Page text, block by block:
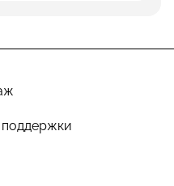
поддержки